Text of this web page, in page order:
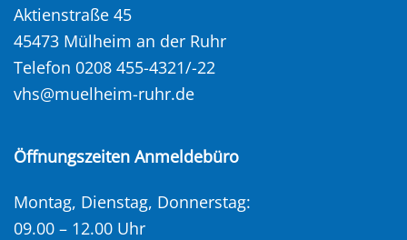
Aktienstraße 45
45473 Mülheim an der Ruhr
Telefon 0208 455-4321/-22
vhs@muelheim-ruhr.de
Öffnungszeiten Anmeldebüro
Montag, Dienstag, Donnerstag:
09.00 – 12.00 Uhr